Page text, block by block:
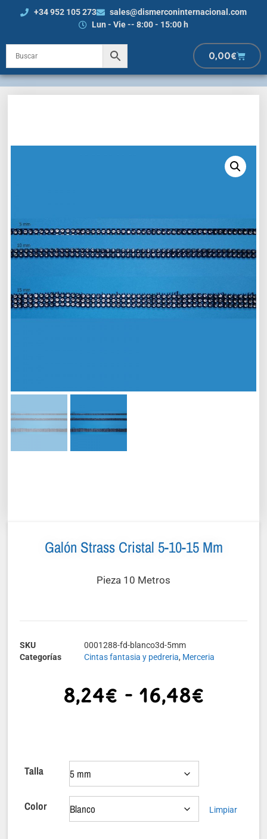
+34 952 105 273
sales@dismerconinternacional.com
Lun - Vie -- 8:00 - 15:00 h
0,00€
Galón Strass Cristal 5-10-15 Mm
Pieza 10 Metros
SKU
0001288-fd-blanco3d-5mm
Categorías
Cintas fantasia y pedreria, Merceria
8,24€ - 16,48€
Talla
Color Limpiar